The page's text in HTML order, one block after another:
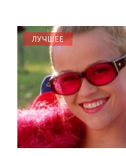
ЛУЧШЕЕ